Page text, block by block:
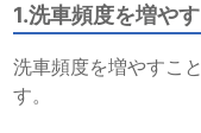
1.洗車頻度を増やす
洗車頻度を増やすこ
す。